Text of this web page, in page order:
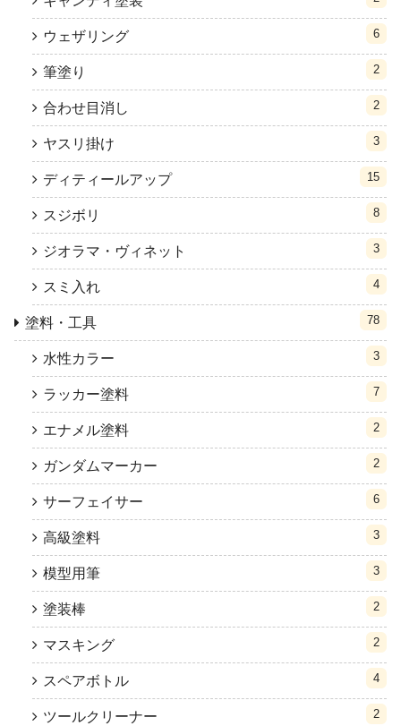
ウェザリング 6
筆塗り 2
合わせ目消し 2
ヤスリ掛け 3
ディティールアップ 15
スジボリ 8
ジオラマ・ヴィネット 3
スミ入れ 4
塗料・工具 78
水性カラー 3
ラッカー塗料 7
エナメル塗料 2
ガンダムマーカー 2
サーフェイサー 6
高級塗料 3
模型用筆 3
塗装棒 2
マスキング 2
スペアボトル 4
ツールクリーナー 2